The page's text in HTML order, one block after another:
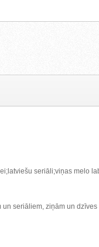
seriāli;viņas melo
seriāliem, ziņām un